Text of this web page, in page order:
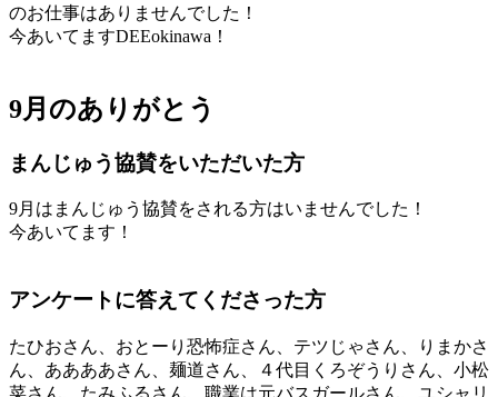
のお仕事はありませんでした！
今あいてますDEEokinawa！
9月のありがとう
まんじゅう協賛をいただいた方
9月はまんじゅう協賛をされる方はいませんでした！
今あいてます！
アンケートに答えてくださった方
たひおさん、おとーり恐怖症さん、テツじゃさん、りまかさ
ん、ああああさん、麺道さん、４代目くろぞうりさん、小松
菜さん、たみふるさん、職業は元バスガールさん、ユシャリ